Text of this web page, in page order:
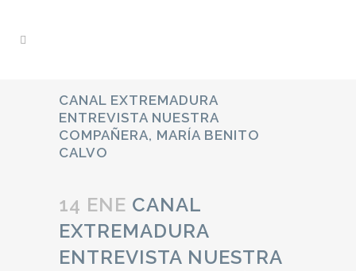
CANAL EXTREMADURA
ENTREVISTA NUESTRA
COMPAÑERA, MARÍA BENITO
CALVO
14 ENE CANAL
EXTREMADURA
ENTREVISTA NUESTRA